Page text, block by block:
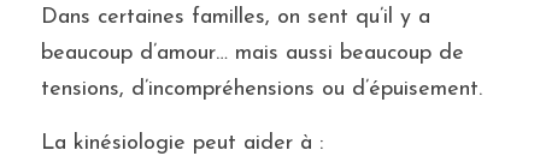
Dans certaines familles, on sent qu’il y a
beaucoup d’amour… mais aussi beaucoup de
tensions, d’incompréhensions ou d’épuisement.
La kinésiologie peut aider à :